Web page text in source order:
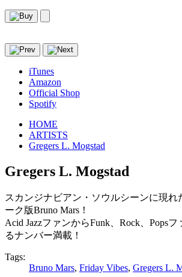
iTunes
Amazon
Official Shop
Spotify
HOME
ARTISTS
Gregers L. Mogstad
Gregers L. Mogstad
スカンジナビアン・ソウルシーンに現れ
ーク版Bruno Mars！
Acid JazzファンからFunk、Rock、Pops
るナンバー満載！
Tags:
Bruno Mars, Friday Vibes, Gregers L.